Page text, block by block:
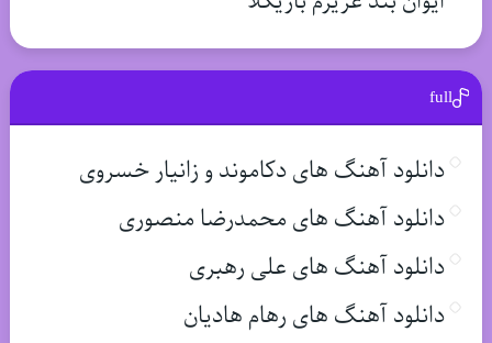
full
دانلود آهنگ های دکاموند و زانیار خسروی
دانلود آهنگ های محمدرضا منصوری
دانلود آهنگ های علی رهبری
دانلود آهنگ های رهام هادیان